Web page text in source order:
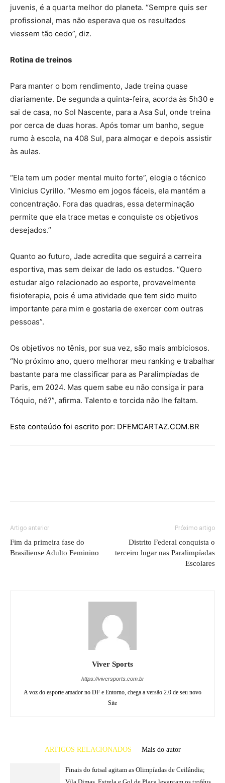
juvenis, é a quarta melhor do planeta. “Sempre quis ser
profissional, mas não esperava que os resultados
viessem tão cedo”, diz.
Rotina de treinos
Para manter o bom rendimento, Jade treina quase
diariamente. De segunda a quinta-feira, acorda às 5h30 e
sai de casa, no Sol Nascente, para a Asa Sul, onde treina
por cerca de duas horas. Após tomar um banho, segue
rumo à escola, na 408 Sul, para almoçar e depois assistir
às aulas.
“Ela tem um poder mental muito forte”, elogia o técnico
Vinicius Cyrillo. “Mesmo em jogos fáceis, ela mantém a
concentração. Fora das quadras, essa determinação
permite que ela trace metas e conquiste os objetivos
desejados.”
Quanto ao futuro, Jade acredita que seguirá a carreira
esportiva, mas sem deixar de lado os estudos. “Quero
estudar algo relacionado ao esporte, provavelmente
fisioterapia, pois é uma atividade que tem sido muito
importante para mim e gostaria de exercer com outras
pessoas”.
Os objetivos no tênis, por sua vez, são mais ambiciosos.
“No próximo ano, quero melhorar meu ranking e trabalhar
bastante para me classificar para as Paralimpíadas de
Paris, em 2024. Mas quem sabe eu não consiga ir para
Tóquio, né?”, afirma. Talento e torcida não lhe faltam.
Este conteúdo foi escrito por: DFEMCARTAZ.COM.BR
Artigo anterior
Fim da primeira fase do
Brasiliense Adulto Feminino
Próximo artigo
Distrito Federal conquista o
terceiro lugar nas Paralimpíadas
Escolares
Viver Sports
https://viversports.com.br
A voz do esporte amador no DF e Entorno, chega a versão 2.0 de seu novo
Site
ARTIGOS RELACIONADOS Mais do autor
Finais do futsal agitam as Olimpíadas de Ceilândia;